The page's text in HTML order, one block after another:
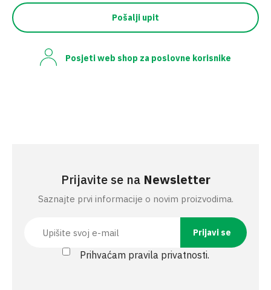
Pošalji upit
Posjeti web shop za poslovne korisnike
Prijavite se na Newsletter
Saznajte prvi informacije o novim proizvodima.
Prihvaćam pravila privatnosti.